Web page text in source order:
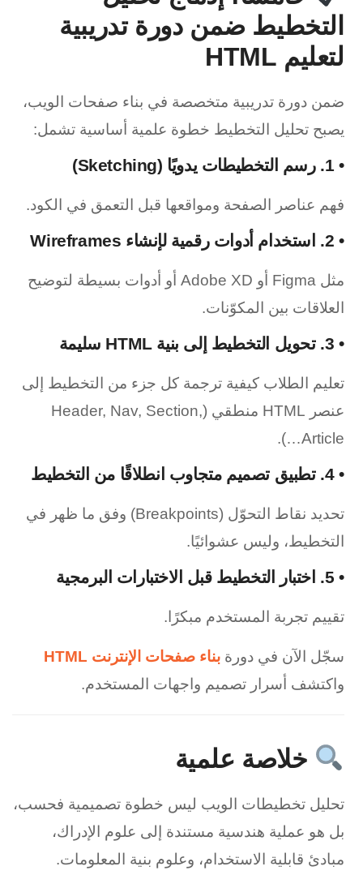
التخطيط ضمن دورة تدريبية
لتعليم HTML
ضمن دورة تدريبية متخصصة في بناء صفحات الويب،
يصبح تحليل التخطيط خطوة علمية أساسية تشمل:
• 1. رسم التخطيطات يدويًا (Sketching)
فهم عناصر الصفحة ومواقعها قبل التعمق في الكود.
• 2. استخدام أدوات رقمية لإنشاء Wireframes
مثل Figma أو Adobe XD أو أدوات بسيطة لتوضيح
العلاقات بين المكوّنات.
• 3. تحويل التخطيط إلى بنية HTML سليمة
تعليم الطلاب كيفية ترجمة كل جزء من التخطيط إلى
عنصر HTML منطقي (Header, Nav, Section,
Article…).
•4. تطبيق تصميم متجاوب انطلاقًا من التخطيط
تحديد نقاط التحوّل (Breakpoints) وفق ما ظهر في
التخطيط، وليس عشوائيًا.
• 5. اختبار التخطيط قبل الاختبارات البرمجية
تقييم تجربة المستخدم مبكرًا.
سجّل الآن في دورة بناء صفحات الإنترنت HTML
واكتشف أسرار تصميم واجهات المستخدم.
خلاصة علمية
تحليل تخطيطات الويب ليس خطوة تصميمية فحسب،
بل هو عملية هندسية مستندة إلى علوم الإدراك،
مبادئ قابلية الاستخدام، وعلوم بنية المعلومات.